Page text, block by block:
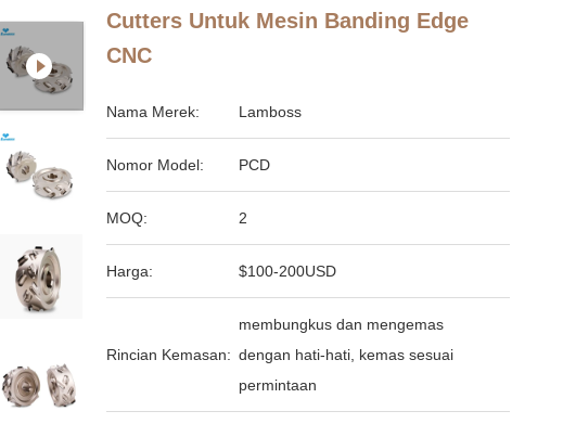
Cutters Untuk Mesin Banding Edge
CNC
Nama Merek: Lamboss
Nomor Model: PCD
MOQ: 2
Harga: $100-200USD
Rincian Kemasan:
membungkus dan mengemas
dengan hati-hati, kemas sesuai
permintaan